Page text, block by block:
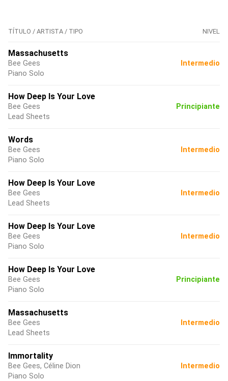
TÍTULO / ARTISTA / TIPO NIVEL
Massachusetts
Bee Gees
Piano Solo
Intermedio
How Deep Is Your Love
Bee Gees
Lead Sheets
Principiante
Words
Bee Gees
Piano Solo
Intermedio
How Deep Is Your Love
Bee Gees
Lead Sheets
Intermedio
How Deep Is Your Love
Bee Gees
Piano Solo
Intermedio
How Deep Is Your Love
Bee Gees
Piano Solo
Principiante
Massachusetts
Bee Gees
Lead Sheets
Intermedio
Immortality
Bee Gees, Céline Dion
Piano Solo
Intermedio